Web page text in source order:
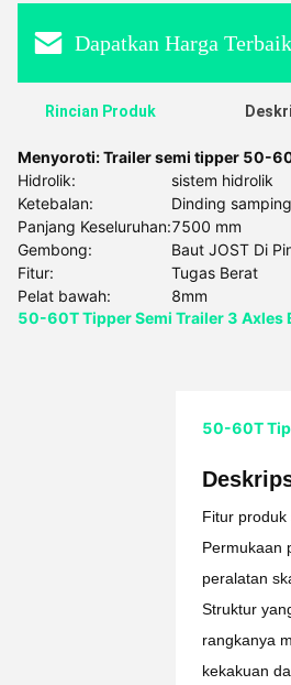
Dapatkan Harga Terbaik
Rincian Produk
Menyoroti:Trailer semi tipper 50-
Hidrolik:
sistem hidrolik
Ketebalan:
Dinding
Panjang Keseluruhan:7500 mm
Gembong:
Baut JOST Di
Fitur:
Tugas Berat
Pelat bawah:
8mm
50-60T Tipper Semi Trailer 3 Axles
50-60T
Fitur
Permukaan
peralatan
Struktur
rangkanya
kekakuan